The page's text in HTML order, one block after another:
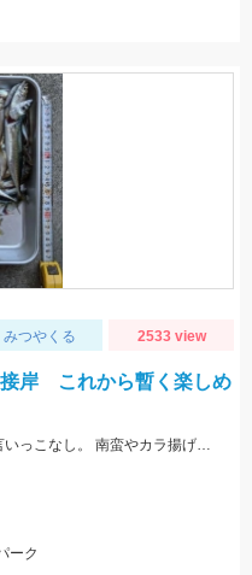
みつやくる 2533 view
岸 これから暫く楽しめ
待望の豆アジが入った。小さいと贅沢は言いっこなし。 南蛮やカラ揚げに最適。今だけの特典。
ーク